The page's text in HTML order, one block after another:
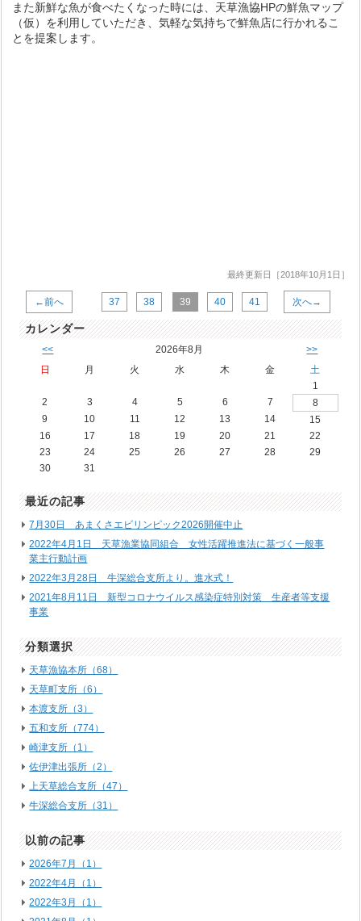
また新鮮な魚が食べたくなった時には、天草漁協HPの鮮魚マップ
（仮）を利用していただき、気軽な気持ちで鮮魚店に行かれるこ
とを提案します。
最終更新日［2018年10月1日］
←前へ 37 38 39 40 41 次へ→
カレンダー
<< 2026年8月 >>
日 月 火 水 木 金
土
1
2
3 4 5 6 7
8
9
10 11 12 13 14
15
16
17 18 19 20 21
22
23
24 25 26 27 28
29
30
31
最近の記事
7月30日 あまくさエビリンピック2026開催中止
2022年4月1日 天草漁業協同組合 女性活躍推進法に基づく一般事
業主行動計画
2022年3月28日 牛深総合支所より。進水式！
2021年8月11日 新型コロナウイルス感染症特別対策 生産者等支援
事業
分類選択
天草漁協本所（68）
天草町支所（6）
本渡支所（3）
五和支所（774）
崎津支所（1）
佐伊津出張所（2）
上天草総合支所（47）
牛深総合支所（31）
以前の記事
2026年7月（1）
2022年4月（1）
2022年3月（1）